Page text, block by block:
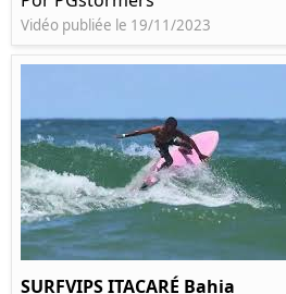
Vidéo publiée le 19/11/2023
SURFVIPS ITACARÉ Bahia